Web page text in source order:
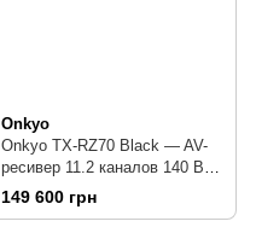
Onkyo
Onkyo TX-RZ70 Black — AV-
ресивер 11.2 каналов 140 Вт
на канал
149 600 грн